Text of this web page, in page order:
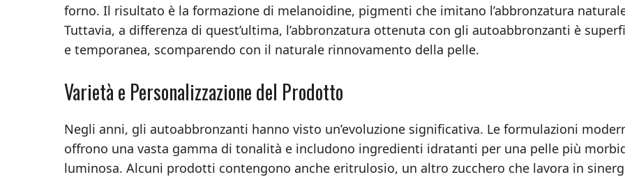
forno. Il risultato è la formazione di melanoidine, pigmenti che imitano l’abbronzatura
Tuttavia, a differenza di quest’ultima, l’abbronzatura ottenuta con gli autoabbronzanti è
e temporanea, scomparendo con il naturale rinnovamento della pelle.
Varietà e Personalizzazione del Prodotto
Negli anni, gli autoabbronzanti hanno visto un’evoluzione significativa. Le formulazioni
offrono una vasta gamma di tonalità e includono ingredienti idratanti per una pelle più
luminosa. Alcuni prodotti contengono anche eritrulosio, un altro zucchero che lavora in